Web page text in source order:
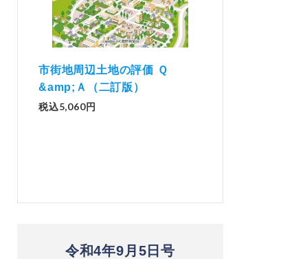
解説とQ&amp;Aでわかる 電子
帳簿等保存制度の実務（改訂
版）
令和4年9月5日号